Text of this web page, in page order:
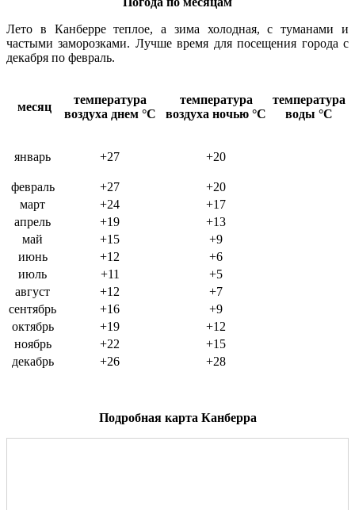
Лето в Канберре теплое, а зима холодная, с туманами и
частыми заморозками. Лучше время для посещения города с
декабря по февраль.
месяц
температура
воздуха днем °C
температура
воздуха ночью °C
температура
воды °C
январь +27 +20
февраль +27
+20
март
+24
+17
апрель
+19
+13
май
+15
+9
июнь
+12
+6
июль
+11
+5
август
+12
+7
сентябрь
+16
+9
октябрь
+19
+12
ноябрь
+22
+15
декабрь
+26 +28
Подробная карта Канберра